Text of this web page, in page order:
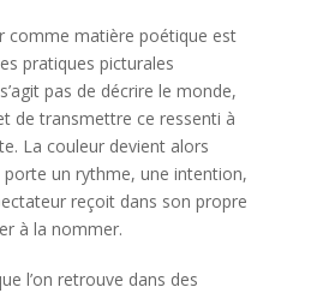
comme matière poétique est
pratiques picturales
pas de décrire le monde,
de transmettre ce ressenti à
La couleur devient alors
porte un rythme, une intention,
reçoit dans son propre
à la nommer.
l’on retrouve dans des